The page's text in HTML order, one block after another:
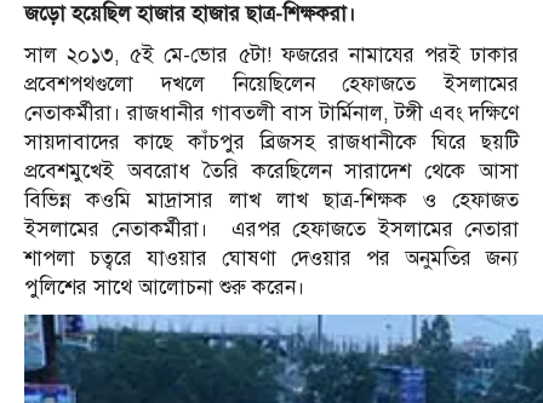
জড়ো হয়েছিল হাজার হাজার ছাত্র-শিক্ষকরা।
সাল ২০১৩, ৫ই মে-ভোর ৫টা! ফজরের নামাযের পরই ঢাকার
প্রবেশপথগুলো দখলে নিয়েছিলেন হেফাজতে ইসলামের
নেতাকর্মীরা। রাজধানীর গাবতলী বাস টার্মিনাল, টঙ্গী এবং দক্ষিণে
সায়দাবাদের কাছে কাঁচপুর ব্রিজসহ রাজধানীকে ঘিরে ছয়টি
প্রবেশমুখেই অবরোধ তৈরি করেছিলেন সারাদেশ থেকে আসা
বিভিন্ন কওমি মাদ্রাসার লাখ লাখ ছাত্র-শিক্ষক ও হেফাজত
ইসলামের নেতাকর্মীরা। এরপর হেফাজতে ইসলামের নেতারা
শাপলা চত্বরে যাওয়ার ঘোষণা দেওয়ার পর অনুমতির জন্য
পুলিশের সাথে আলোচনা শুরু করেন।